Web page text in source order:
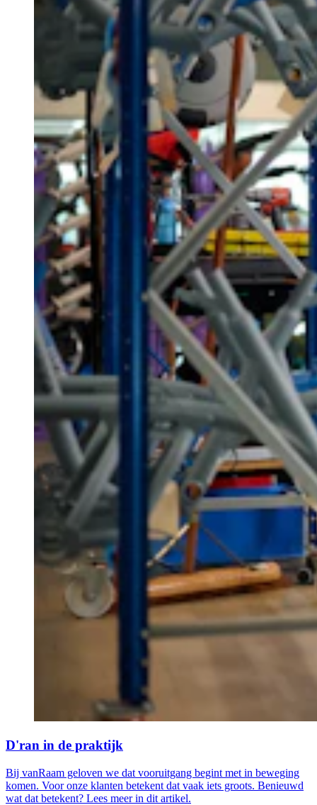
D'ran in de praktijk
Bij vanRaam geloven we dat vooruitgang begint met in beweging
komen. Voor onze klanten betekent dat vaak iets groots. Benieuwd
wat dat betekent? Lees meer in dit artikel.